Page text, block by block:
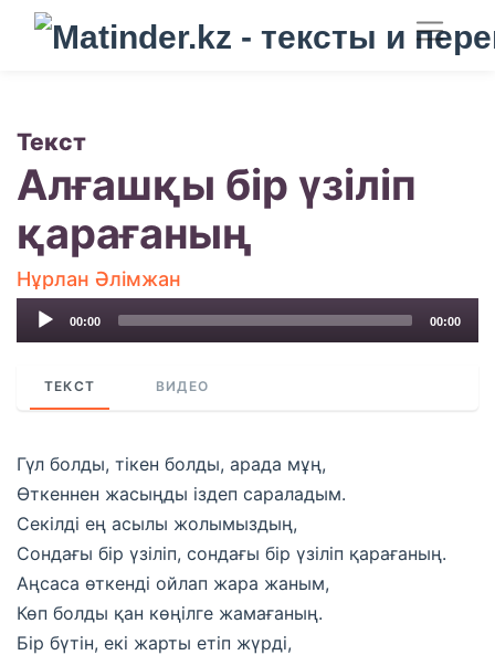
Текст
Алғашқы бір үзіліп
қарағаның
Нұрлан Әлімжан
Audio
00:00 00:00
ТЕКСТ ВИДЕО
Гүл болды, тікен болды, арада мұң,
Өткеннен жасыңды іздеп сараладым.
Секілді ең асылы жолымыздың,
Сондағы бір үзіліп, сондағы бір үзіліп қарағаның.
Аңсаса өткенді ойлап жара жаным,
Көп болды қан көңілге жамағаның.
Бір бүтін, екі жарты етіп жүрді,